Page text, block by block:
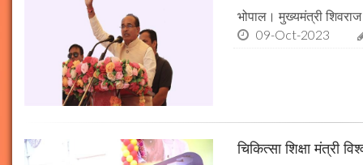
भोपाल। मुख्यमंत्री
09-Oct-2023
चिकित्सा शिक्षा मंत्री